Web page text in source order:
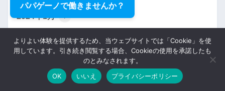
2024年1月 7
2023年12月 3
2023年10月
パパゲーノで働きませんか？
よりよい体験を提供するため、当ウェブサイトでは「Cookie」を使
用しています。引き続き閲覧する場合、Cookieの使用を承諾したも
のとみなされます。
OK
いいえ プライバシーポリシー